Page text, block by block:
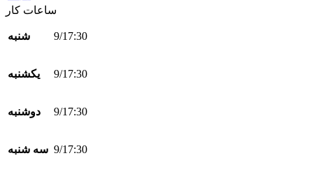
ساعات کار
شنبه 9/17:30
یکشنبه 9/17:30
دوشنبه 9/17:30
سه شنبه 9/17:30